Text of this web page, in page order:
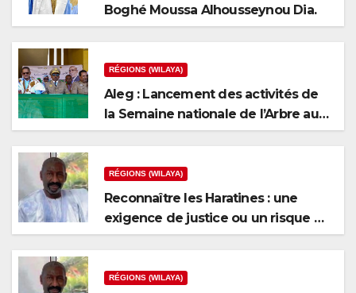
Boghé Moussa Alhousseynou Dia.
RÉGIONS (WILAYA)
Aleg : Lancement des activités de
la Semaine nationale de l’Arbre au
niveau de la wilaya du Brakna
RÉGIONS (WILAYA)
Reconnaître les Haratines : une
exigence de justice ou un risque de
fragmentation nationale ?
RÉGIONS (WILAYA)